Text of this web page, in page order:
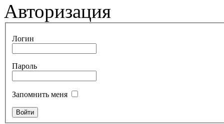
Авторизация
Логин
Пароль
Запомнить меня